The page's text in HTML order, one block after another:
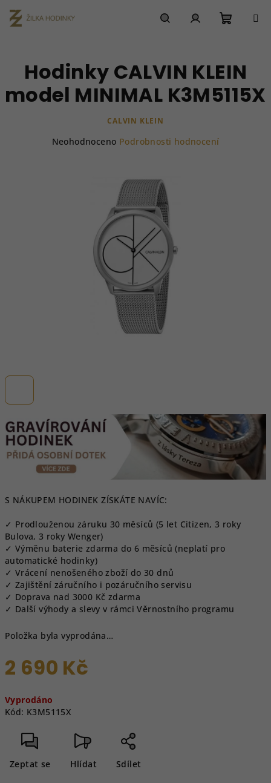
na
obsah
košík
S NÁKUPEM HODINEK ZÍSKÁTE NAVÍC:
✓ Prodlouženou záruku 30 měsíců (5 let Citizen, 3 roky
Bulova, 3 roky Wenger)
✓ Výměnu baterie zdarma do 6 měsíců (neplatí pro
automatické hodinky)
✓ Vrácení nenošeného zboží do 30 dnů
✓ Zajištění záručního i pozáručního servisu
✓ Doprava nad 3000 Kč zdarma
✓ Další výhody a slevy v rámci Věrnostního programu
Položka byla vyprodána…
2 690 Kč
cena:
Vyprodáno
Kód: K3M5115X
Zeptat se Hlídat Sdílet
Hodinky CALVIN KLEIN
model MINIMAL K3M5115X
CALVIN KLEIN
Neohodnoceno Podrobnosti hodnocení